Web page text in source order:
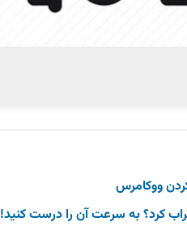
کرد؟ به سرعت آن را درست کنید!